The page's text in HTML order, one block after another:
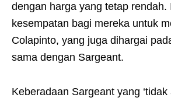
dengan harga yang tetap rendah.
kesempatan bagi mereka untuk
Colapinto, yang juga dihargai
sama dengan Sargeant.
Keberadaan Sargeant yang ‘tidak